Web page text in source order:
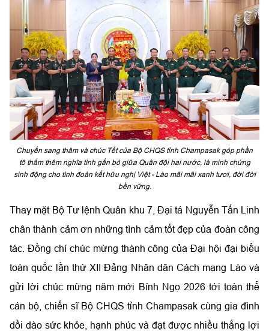
Chuyến sang thăm và chúc Tết của Bộ CHQS tỉnh Champasak góp phần
tô thắm thêm nghĩa tình gắn bó giữa Quân đội hai nước, là minh chứng
sinh động cho tình đoàn kết hữu nghị Việt - Lào mãi mãi xanh tươi, đời đời
bền vững.
Thay mặt Bộ Tư lệnh Quân khu 7, Đại tá Nguyễn Tấn Linh
chân thành cảm ơn những tình cảm tốt đẹp của đoàn công
tác. Đồng chí chúc mừng thành công của Đại hội đại biểu
toàn quốc lần thứ XII Đảng Nhân dân Cách mạng Lào và
gửi lời chúc mừng năm mới Bính Ngọ 2026 tới toàn thể
cán bộ, chiến sĩ Bộ CHQS tỉnh Champasak cùng gia đình
dồi dào sức khỏe, hạnh phúc và đạt được nhiều thắng lợi